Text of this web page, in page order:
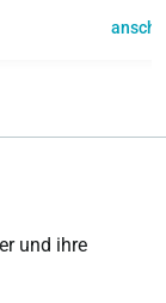
und ihre